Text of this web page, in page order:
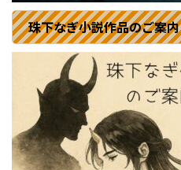
珠下なぎ小説作品のご案内